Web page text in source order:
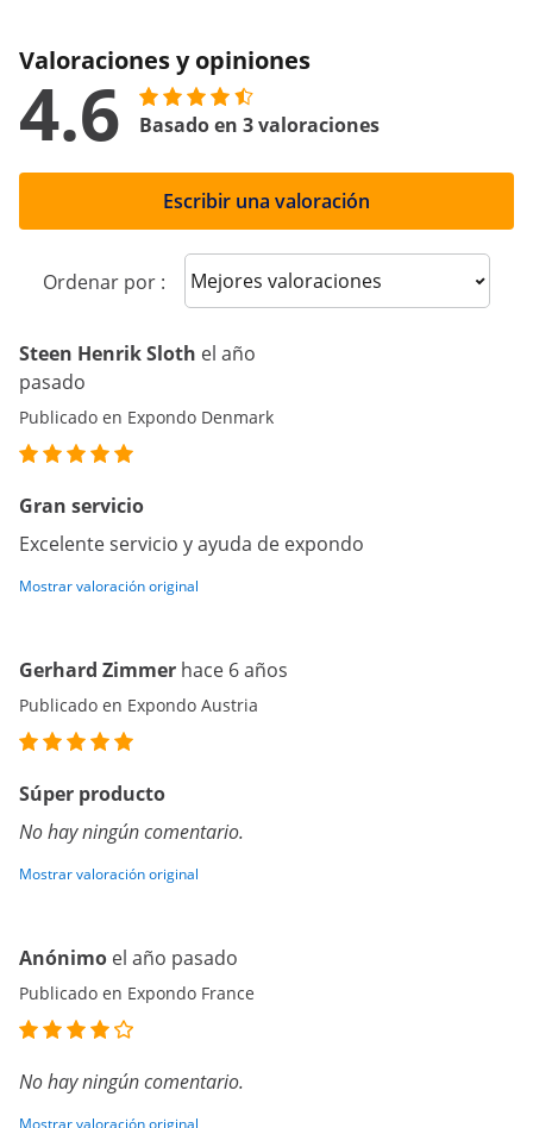
Valoraciones y opiniones
4.6 Basado en 3 valoraciones
Escribir una valoración
Ordenar por : Sort reviews
Steen Henrik Sloth el año
pasado
Publicado en Expondo Denmark
Gran servicio
Excelente servicio y ayuda de expondo
Mostrar valoración original
Gerhard Zimmer hace 6 años
Publicado en Expondo Austria
Súper producto
No hay ningún comentario.
Mostrar valoración original
Anónimo el año pasado
Publicado en Expondo France
No hay ningún comentario.
Mostrar valoración original